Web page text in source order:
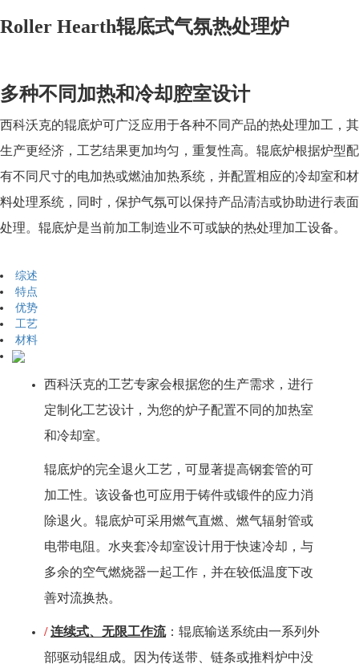
Roller Hearth辊底式气氛热处理炉
多种不同加热和冷却腔室设计
西科沃克的辊底炉可广泛应用于各种不同产品的热处理加工，其
生产更经济，工艺结果更加均匀，重复性高。辊底炉根据炉型配
有不同尺寸的电加热或燃油加热系统，并配置相应的冷却室和材
料处理系统，同时，保护气氛可以保持产品清洁或协助进行表面
处理。辊底炉是当前加工制造业不可或缺的热处理加工设备。
综述
特点
优势
工艺
材料
西科沃克的工艺专家会根据您的生产需求，进行
定制化工艺设计，为您的炉子配置不同的加热室
和冷却室。
辊底炉的完全退火工艺，可显著提高钢套管的可
加工性。该设备也可应用于铸件或锻件的应力消
除退火。辊底炉可采用燃气直燃、燃气辐射管或
电带电阻。水夹套冷却室设计用于快速冷却，与
多余的空气燃烧器一起工作，并在较低温度下改
善对流换热。
/连续式、无限工作流：辊底输送系统由一系列外
部驱动辊组成。因为传送带、链条或推料炉中没